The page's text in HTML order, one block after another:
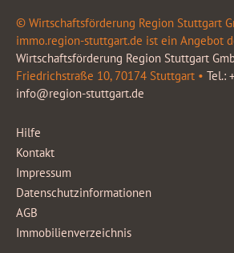
© Wirtschaftsförderung Region Stuttgart
immo.region-stuttgart.de ist ein Angebot
Wirtschaftsförderung Region Stuttgart
Friedrichstraße 10, 70174 Stuttgart • Tel.:
info@region-stuttgart.de
Hilfe
Kontakt
Impressum
Datenschutzinformationen
AGB
Immobilienverzeichnis